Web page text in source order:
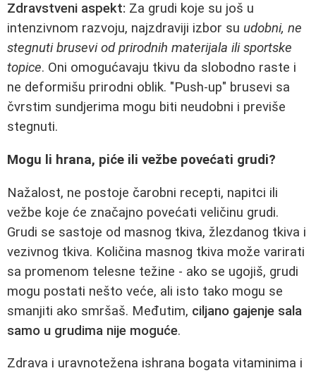
Zdravstveni aspekt: Za grudi koje su još u
intenzivnom razvoju, najzdraviji izbor su udobni, ne
stegnuti brusevi od prirodnih materijala ili sportske
topice. Oni omogućavaju tkivu da slobodno raste i
ne deformišu prirodni oblik. "Push-up" brusevi sa
čvrstim sundjerima mogu biti neudobni i previše
stegnuti.
Mogu li hrana, piće ili vežbe povećati grudi?
Nažalost, ne postoje čarobni recepti, napitci ili
vežbe koje će značajno povećati veličinu grudi.
Grudi se sastoje od masnog tkiva, žlezdanog tkiva i
vezivnog tkiva. Količina masnog tkiva može varirati
sa promenom telesne težine - ako se ugojiš, grudi
mogu postati nešto veće, ali isto tako mogu se
smanjiti ako smršaš. Međutim, ciljano gajenje sala
samo u grudima nije moguće.
Zdrava i uravnotežena ishrana bogata vitaminima i